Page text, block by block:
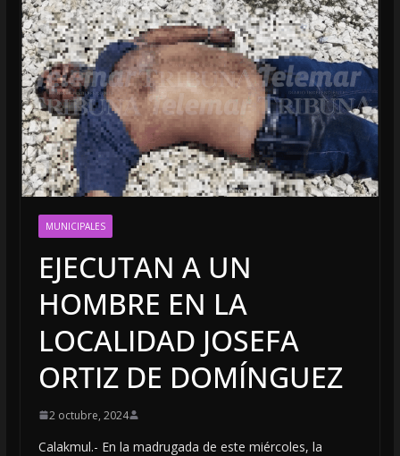
MUNICIPALES
EJECUTAN A UN
HOMBRE EN LA
LOCALIDAD JOSEFA
ORTIZ DE DOMÍNGUEZ
2 octubre, 2024
Calakmul.- En la madrugada de este miércoles, la